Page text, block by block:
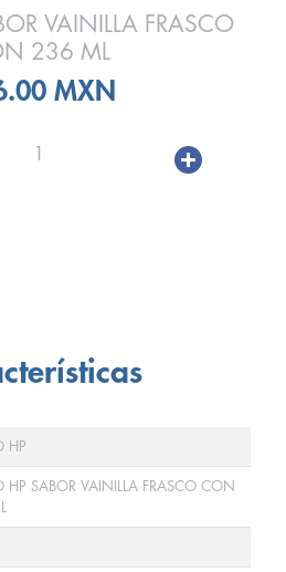
VAINILLA FRASCO
236 ML
MXN
1
HP
HP SABOR VAINILLA FRASCO CON